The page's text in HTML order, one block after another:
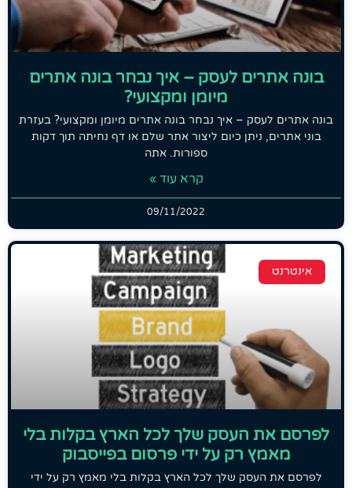
בונה אתרים לעסק – איך נבחר בונה אתרים
מיומן ומקצועי?
בונה אתרים לעסק – איך נבחר בונה אתרים מיומן ומקצועי? בעזרת
בוני אתרים, ניתן כיום ליצור אתר שלם או דף נחיתה תוך דקות
ספורות. אתה
קרא עוד »
09/11/2022
אינטרנט
לפרסם את העסק שלך לכל הארץ בקלות בלי
מאמץ רק על ידי פרסום בפייסבוק
לפרסם את העסק שלך לכל הארץ בקלות בלי מאמץ רק על ידי